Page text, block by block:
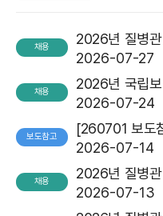
채용
2026-07-27
채용
2026-07-24
보도참고
2026-07-14
채용
2026-07-13